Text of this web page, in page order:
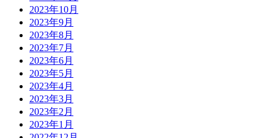
2023年10月
2023年9月
2023年8月
2023年7月
2023年6月
2023年5月
2023年4月
2023年3月
2023年2月
2023年1月